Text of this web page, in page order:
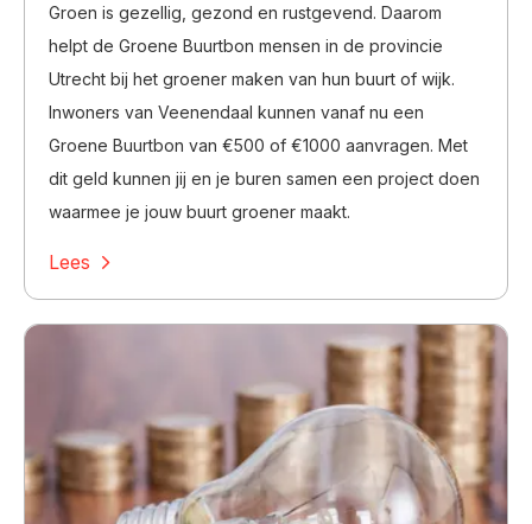
Groen is gezellig, gezond en rustgevend. Daarom
helpt de Groene Buurtbon mensen in de provincie
Utrecht bij het groener maken van hun buurt of wijk.
Inwoners van Veenendaal kunnen vanaf nu een
Groene Buurtbon van €500 of €1000 aanvragen. Met
dit geld kunnen jij en je buren samen een project doen
waarmee je jouw buurt groener maakt.
Lees